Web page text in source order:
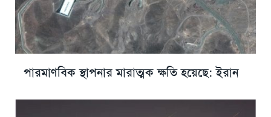
পারমাণবিক স্থাপনার মারাত্মক ক্ষতি হয়েছে: ইরান